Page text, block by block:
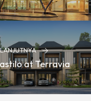
at Terravia